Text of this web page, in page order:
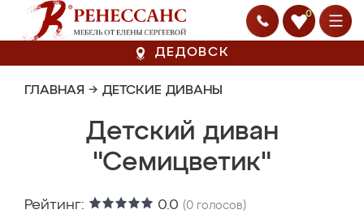
0
ДЕДОВСК
ГЛАВНАЯ → ДЕТСКИЕ ДИВАНЫ
Детский диван
"Семицветик"
Рейтинг: 0.0 (0 голосов)